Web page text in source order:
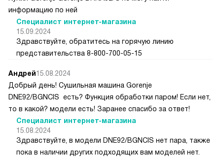
информацию по ней
Специалист интернет-магазина
15.09.2024
Здравствуйте, обратитесь на горячую линию
представительства 8-800-700-05-15
Андрей15.08.2024
Добрый день! Сушильная машина Gorenje
DNE92/BGNCIS есть? Функция обработки паром! Если нет,
то в какой? модели есть! Заранее спасибо за ответ!
Специалист интернет-магазина
15.08.2024
Здравствуйте, в модели DNE92/BGNCIS нет пара, также
пока в наличии других подходящих вам моделей нет.